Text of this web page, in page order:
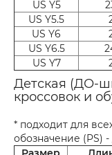
US Y5
US Y5.5
US Y6
US Y6.5
US Y7
Детская (ДО-
кроссовок и
* подходит для
обозначение (PS) -